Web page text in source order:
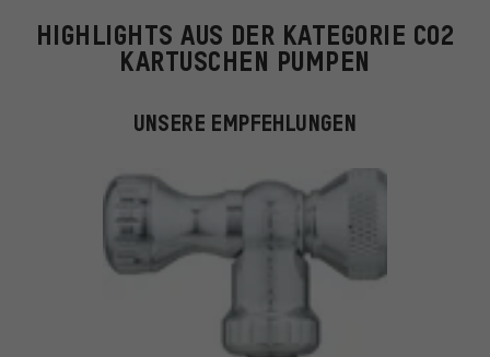
HIGHLIGHTS AUS DER KATEGORIE CO2
KARTUSCHEN PUMPEN
UNSERE EMPFEHLUNGEN